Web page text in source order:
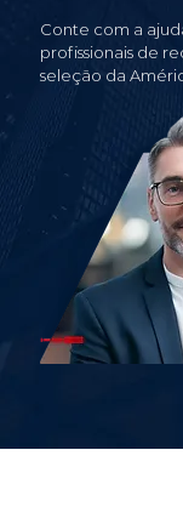
Conte com a
profissionais de
seleção da